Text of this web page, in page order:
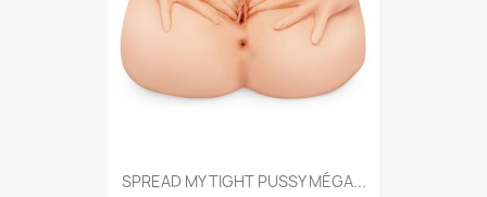
SPREAD MY TIGHT PUSSY MÉGA...